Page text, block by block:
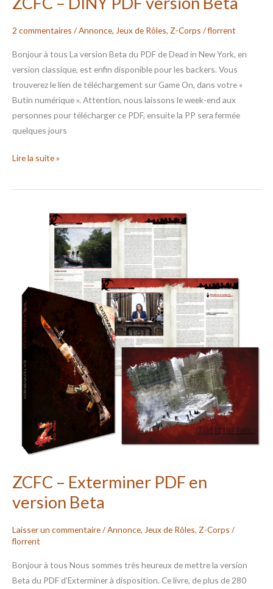
2 commentaires /Annonce, Jeux de Rôles, Z-Corps /florrent
Bonjour à tous La version Beta du PDF de Dead in New York, en
version classique, est enfin disponible pour les backers. Vous
trouverez le lien de téléchargement sur Game On, dans votre «
Butin numérique ». Attention, nous laissons le week-end aux
personnes pour télécharger ce PDF, ensuite la PP sera fermée
quelques jours
Lire la suite »
ZCFC – Exterminer PDF en
version Beta
Laisser un commentaire/Annonce, Jeux de Rôles, Z-Corps /
florrent
Bonjour à tous Nous sommes très heureux de mettre la version
Beta du PDF d’Exterminer à disposition. Ce livre, de plus de 280
version
Beta